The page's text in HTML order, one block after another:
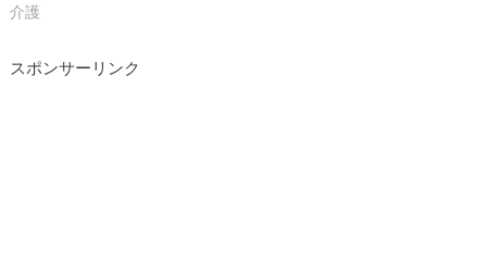
介護
スポンサーリンク